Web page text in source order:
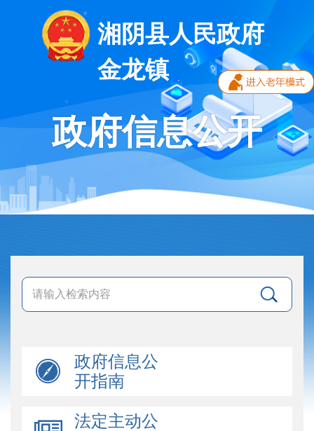
湘阴县人民政府
金龙镇
政府信息公开
政府信息公
开指南
法定主动公